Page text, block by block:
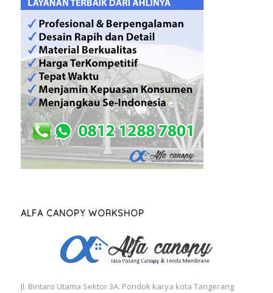
ALFA CANOPY WORKSHOP
Jl. Bintaro Utama Sektor 3A. Pondok karya kota Tangerang